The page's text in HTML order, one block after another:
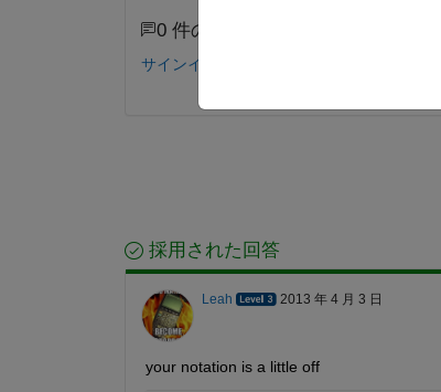
0 件のコメント
サインインしてコメントする。
採用された回答
Leah 2013 年 4 月 3 日
your notation is a little off